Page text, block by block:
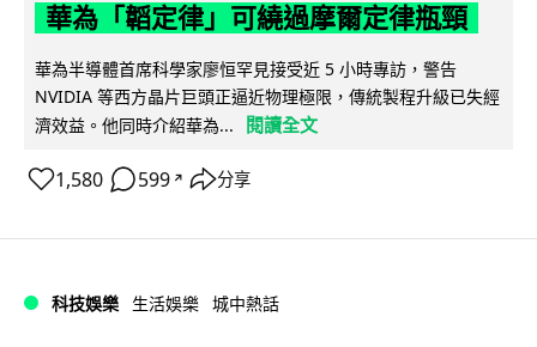
華為「韜定律」可繞過摩爾定律瓶頸
華為半導體首席科學家廖恒罕見接受近 5 小時專訪，警告
NVIDIA 等西方晶片巨頭正逼近物理極限，傳統製程升級已失經
濟效益。他同時介紹華為...
閱讀全文
1,580 599 ↗ 分享
科技娛樂 生活娛樂 城中熱話